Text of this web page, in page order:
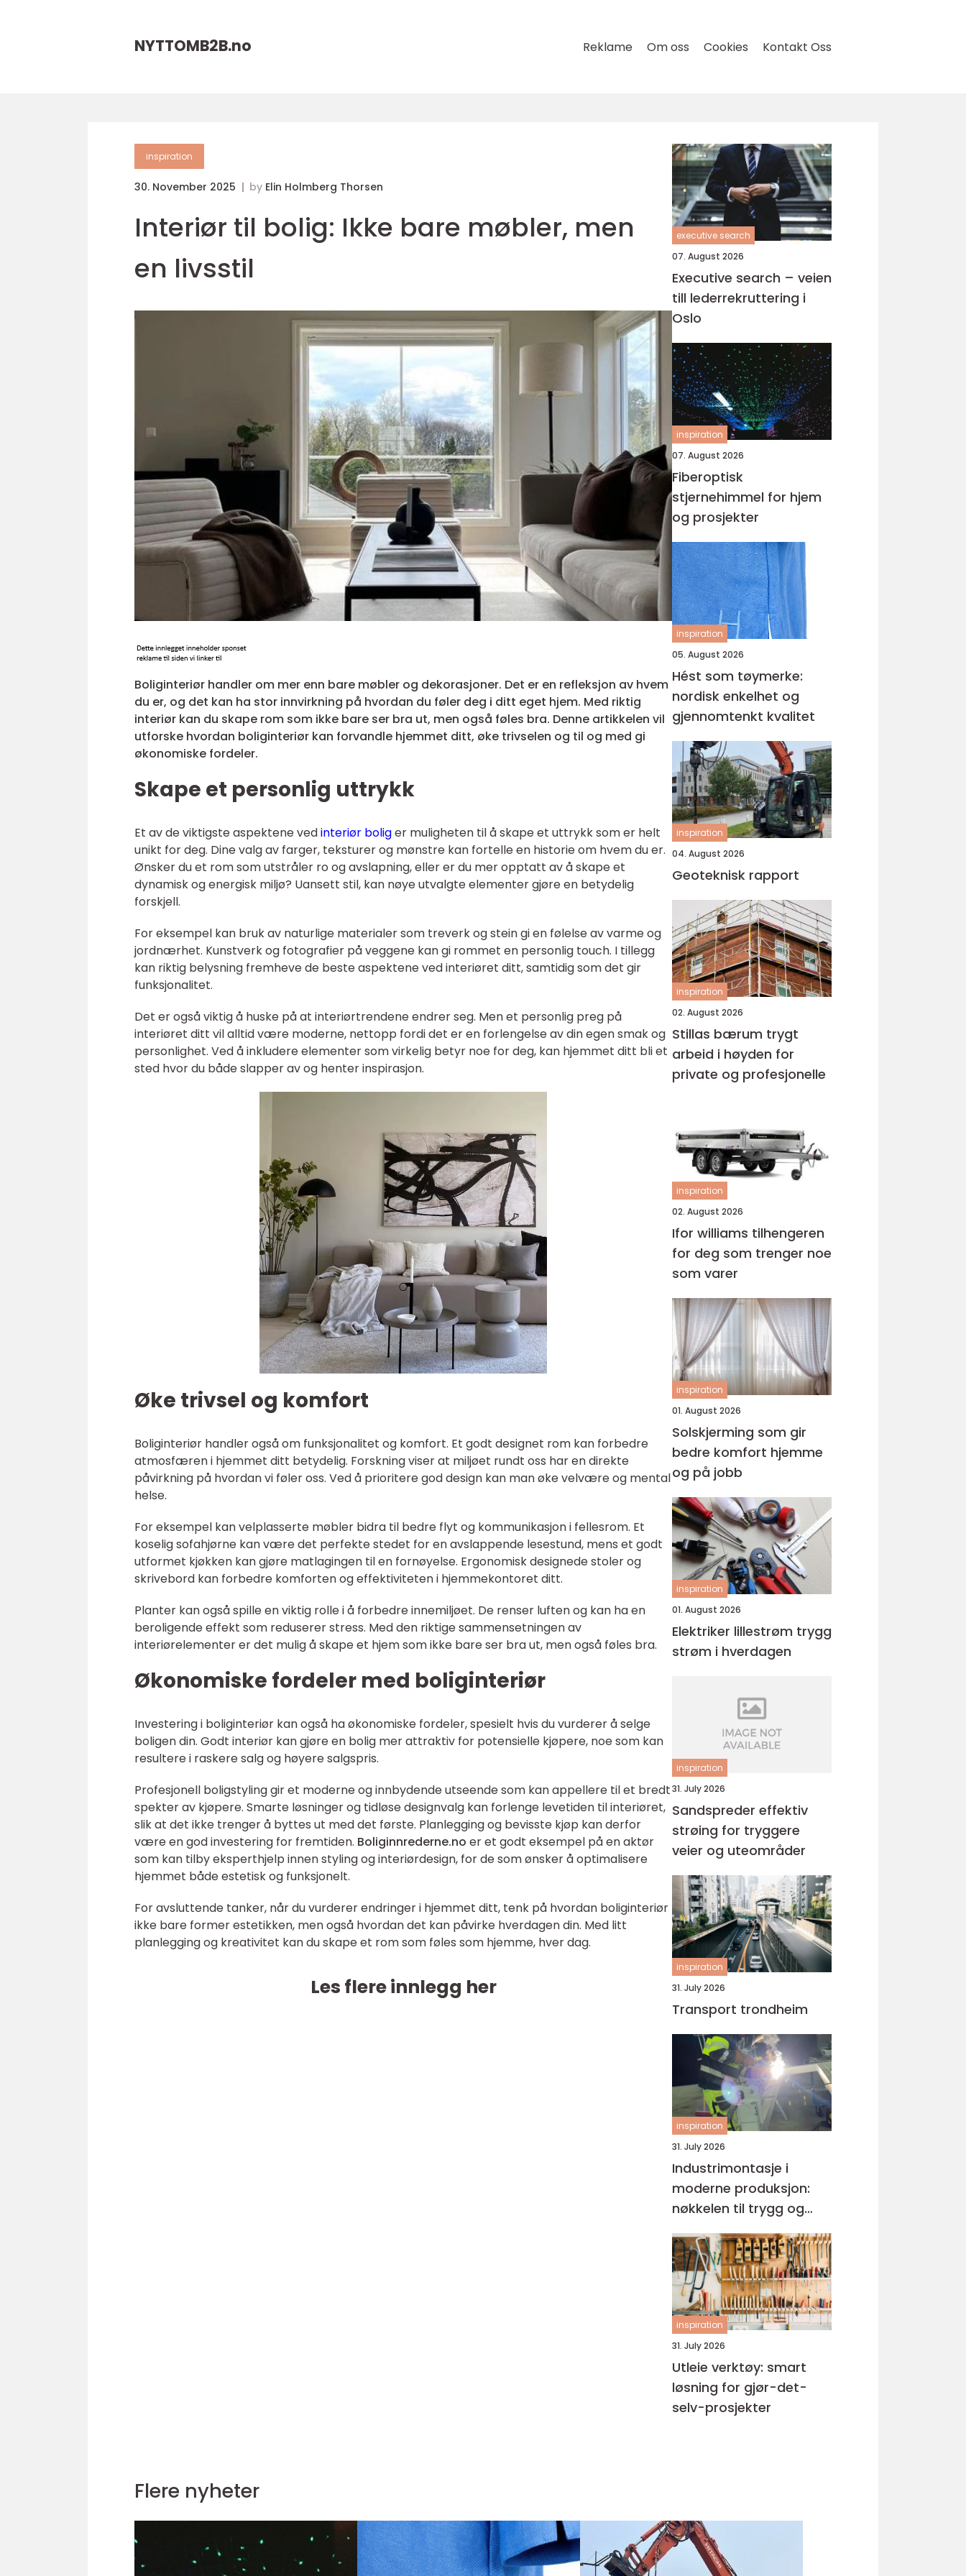
NYTTOMB2B.no Reklame Om oss Cookies Kontakt Oss
inspiration
30. November 2025 by Elin Holmberg Thorsen
Interiør til bolig: Ikke bare møbler, men
en livsstil
Boliginteriør handler om mer enn bare møbler og dekorasjoner. Det er en refleksjon av hvem
du er, og det kan ha stor innvirkning på hvordan du føler deg i ditt eget hjem. Med riktig
interiør kan du skape rom som ikke bare ser bra ut, men også føles bra. Denne artikkelen vil
utforske hvordan boliginteriør kan forvandle hjemmet ditt, øke trivselen og til og med gi
økonomiske fordeler.
Skape et personlig uttrykk
Et av de viktigste aspektene vedinteriør boliger muligheten til å skape et uttrykk som er helt
unikt for deg. Dine valg av farger, teksturer og mønstre kan fortelle en historie om hvem du er.
Ønsker du et rom som utstråler ro og avslapning, eller er du mer opptatt av å skape et
dynamisk og energisk miljø? Uansett stil, kan nøye utvalgte elementer gjøre en betydelig
forskjell.
For eksempel kan bruk av naturlige materialer som treverk og stein gi en følelse av varme og
jordnærhet. Kunstverk og fotografier på veggene kan gi rommet en personlig touch. I tillegg
kan riktig belysning fremheve de beste aspektene ved interiøret ditt, samtidig som det gir
funksjonalitet.
Det er også viktig å huske på at interiørtrendene endrer seg. Men et personlig preg på
interiøret ditt vil alltid være moderne, nettopp fordi det er en forlengelse av din egen smak og
personlighet. Ved å inkludere elementer som virkelig betyr noe for deg, kan hjemmet ditt bli et
sted hvor du både slapper av og henter inspirasjon.
Øke trivsel og komfort
Boliginteriør handler også om funksjonalitet og komfort. Et godt designet rom kan forbedre
atmosfæren i hjemmet ditt betydelig. Forskning viser at miljøet rundt oss har en direkte
påvirkning på hvordan vi føler oss. Ved å prioritere god design kan man øke velvære og mental
helse.
For eksempel kan velplasserte møbler bidra til bedre flyt og kommunikasjon i fellesrom. Et
koselig sofahjørne kan være det perfekte stedet for en avslappende lesestund, mens et godt
utformet kjøkken kan gjøre matlagingen til en fornøyelse. Ergonomisk designede stoler og
skrivebord kan forbedre komforten og effektiviteten i hjemmekontoret ditt.
Planter kan også spille en viktig rolle i å forbedre innemiljøet. De renser luften og kan ha en
beroligende effekt som reduserer stress. Med den riktige sammensetningen av
interiørelementer er det mulig å skape et hjem som ikke bare ser bra ut, men også føles bra.
Økonomiske fordeler med boliginteriør
Investering i boliginteriør kan også ha økonomiske fordeler, spesielt hvis du vurderer å selge
boligen din. Godt interiør kan gjøre en bolig mer attraktiv for potensielle kjøpere, noe som kan
resultere i raskere salg og høyere salgspris.
Profesjonell boligstyling gir et moderne og innbydende utseende som kan appellere til et bredt
spekter av kjøpere. Smarte løsninger og tidløse designvalg kan forlenge levetiden til interiøret,
slik at det ikke trenger å byttes ut med det første. Planlegging og bevisste kjøp kan derfor
være en god investering for fremtiden. Boliginnrederne.no er et godt eksempel på en aktør
som kan tilby eksperthjelp innen styling og interiørdesign, for de som ønsker å optimalisere
hjemmet både estetisk og funksjonelt.
For avsluttende tanker, når du vurderer endringer i hjemmet ditt, tenk på hvordan boliginteriør
ikke bare former estetikken, men også hvordan det kan påvirke hverdagen din. Med litt
planlegging og kreativitet kan du skape et rom som føles som hjemme, hver dag.
Les flere innlegg her
executive search
07. August 2026
Executive search – veien
till lederrekruttering i
Oslo
inspiration
07. August 2026
Fiberoptisk
stjernehimmel for hjem
og prosjekter
inspiration
05. August 2026
Hést som tøymerke:
nordisk enkelhet og
gjennomtenkt kvalitet
inspiration
04. August 2026
Geoteknisk rapport
inspiration
02. August 2026
Stillas bærum trygt
arbeid i høyden for
private og profesjonelle
inspiration
02. August 2026
Ifor williams tilhengeren
for deg som trenger noe
som varer
inspiration
01. August 2026
Solskjerming som gir
bedre komfort hjemme
og på jobb
inspiration
01. August 2026
Elektriker lillestrøm trygg
strøm i hverdagen
inspiration
31. July 2026
Sandspreder effektiv
strøing for tryggere
veier og uteområder
inspiration
31. July 2026
Transport trondheim
inspiration
31. July 2026
Industrimontasje i
moderne produksjon:
nøkkelen til trygg og
effektiv drift
inspiration
31. July 2026
Utleie verktøy: smart
løsning for gjør-det-
selv-prosjekter
Flere nyheter